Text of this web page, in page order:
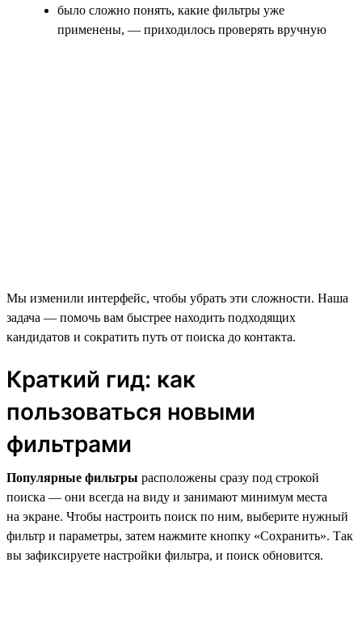
было сложно понять, какие фильтры уже
применены, — приходилось проверять вручную
Мы изменили интерфейс, чтобы убрать эти сложности. Наша
задача — помочь вам быстрее находить подходящих
кандидатов и сократить путь от поиска до контакта.
Краткий гид: как
пользоваться новыми
фильтрами
Популярные фильтры расположены сразу под строкой
поиска — они всегда на виду и занимают минимум места
на экране. Чтобы настроить поиск по ним, выберите нужный
фильтр и параметры, затем нажмите кнопку «Сохранить». Так
вы зафиксируете настройки фильтра, и поиск обновится.